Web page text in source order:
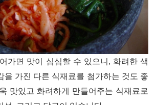
가면 맛이 심심할 수 있으니, 화려한 색
을 가진 다른 식재료를 첨가하는 것도 좋
맛있고 화려하게 만들어주는 식재료로